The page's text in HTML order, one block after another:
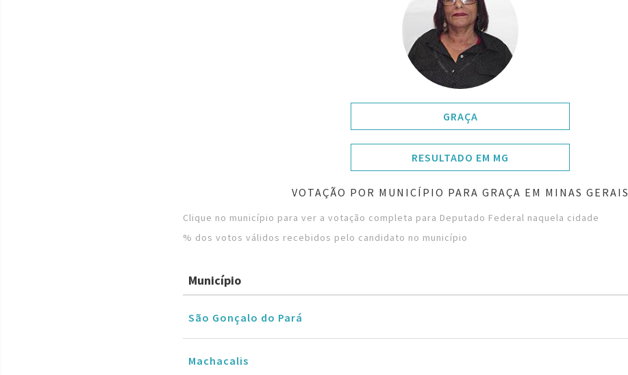
GRAÇA
RESULTADO EM MG
VOTAÇÃO POR MUNICÍPIO PARA GRAÇA EM MINAS GERAIS
Clique no município para ver a votação completa para Deputado Federal naquela cidade
% dos votos válidos recebidos pelo candidato no município
Município
São Gonçalo do Pará
Machacalis